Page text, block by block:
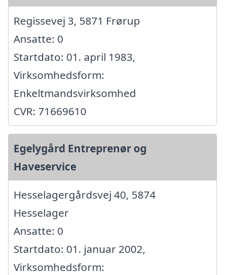
Regissevej 3, 5871 Frørup
Ansatte: 0
Startdato: 01. april 1983,
Virksomhedsform:
Enkeltmandsvirksomhed
CVR: 71669610
Egelygård Entreprenør og
Haveservice
Hesselagergårdsvej 40, 5874
Hesselager
Ansatte: 0
Startdato: 01. januar 2002,
Virksomhedsform: